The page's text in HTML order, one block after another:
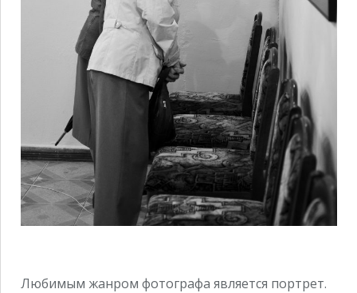
Любимым жанром фотографа является портрет.